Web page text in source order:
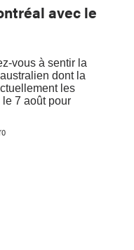
avec le
vous à sentir la
dont la
les
7 août pour